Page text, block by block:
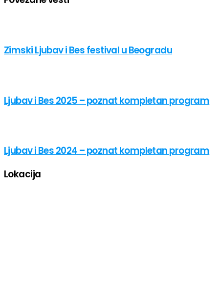
Zimski Ljubav i Bes festival u Beogradu
Ljubav i Bes 2025 – poznat kompletan program
Ljubav i Bes 2024 – poznat kompletan program
Lokacija